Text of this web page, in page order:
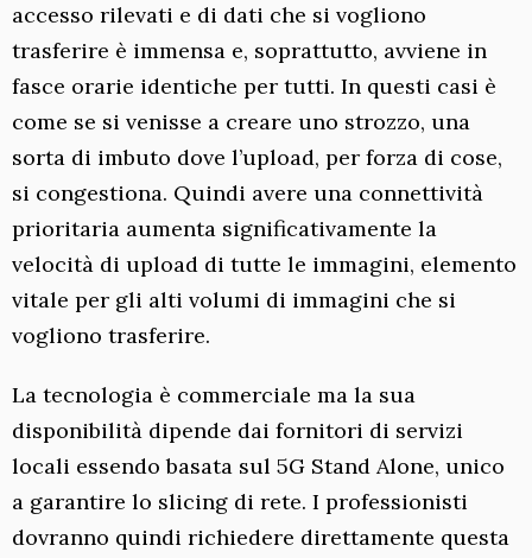
accesso rilevati e di dati che si vogliono
trasferire è immensa e, soprattutto, avviene in
fasce orarie identiche per tutti. In questi casi è
come se si venisse a creare uno strozzo, una
sorta di imbuto dove l’upload, per forza di cose,
si congestiona. Quindi avere una connettività
prioritaria aumenta significativamente la
velocità di upload di tutte le immagini, elemento
vitale per gli alti volumi di immagini che si
vogliono trasferire.
La tecnologia è commerciale ma la sua
disponibilità dipende dai fornitori di servizi
locali essendo basata sul 5G Stand Alone, unico
a garantire lo slicing di rete. I professionisti
dovranno quindi richiedere direttamente questa